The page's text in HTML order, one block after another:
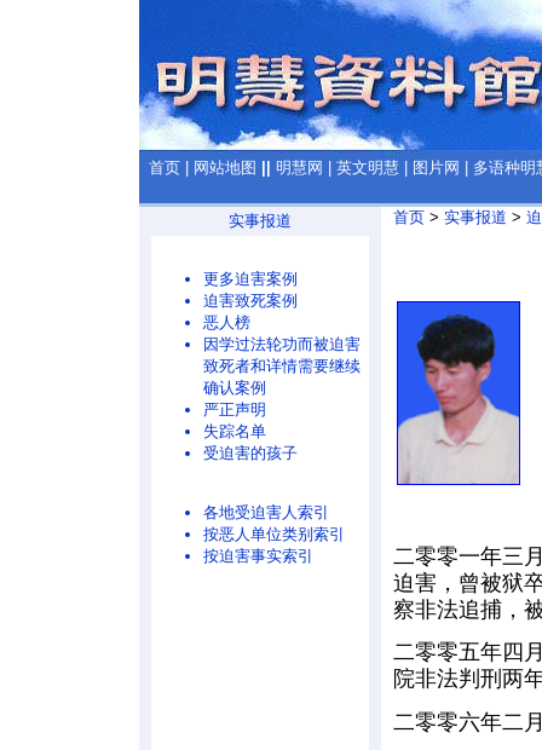
首页 网站地图 明慧网 英文明慧 图片网 多语种明
实事报道
更多迫害案例
迫害致死案例
恶人榜
因学过法轮功而被迫害
致死者和详情需要继续
确认案例
严正声明
失踪名单
受迫害的孩子
各地受迫害人索引
按恶人单位类别索引
按迫害事实索引
首页 > 实事报道 >
二零零一年三
迫害，曾被狱
察非法追捕，
二零零五年四
院非法判刑两
二零零六年二